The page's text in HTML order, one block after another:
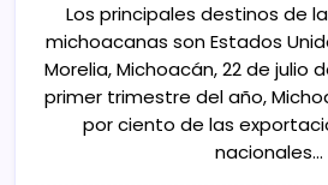
Los principales destinos de
michoacanas son Estados
Morelia, Michoacán, 22 de julio
primer trimestre del año,
por ciento de las
nacionales…